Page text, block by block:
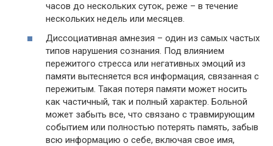
часов до нескольких суток, реже – в течение
нескольких недель или месяцев.
Диссоциативная амнезия – один из самых частых
типов нарушения сознания. Под влиянием
пережитого стресса или негативных эмоций из
памяти вытесняется вся информация, связанная с
пережитым. Такая потеря памяти может носить
как частичный, так и полный характер. Больной
может забыть все, что связано с травмирующим
событием или полностью потерять память, забыв
всю информацию о себе, включая свое имя,